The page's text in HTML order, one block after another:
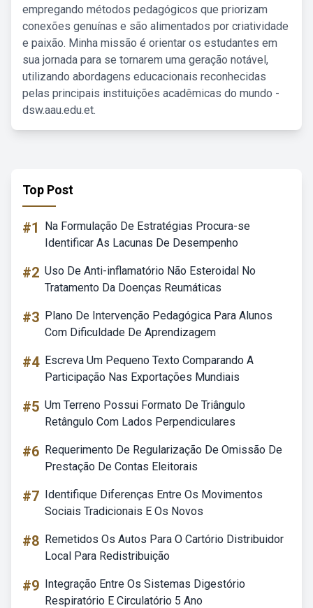
empregando métodos pedagógicos que priorizam
conexões genuínas e são alimentados por criatividade
e paixão. Minha missão é orientar os estudantes em
sua jornada para se tornarem uma geração notável,
utilizando abordagens educacionais reconhecidas
pelas principais instituições acadêmicas do mundo -
dsw.aau.edu.et.
Top Post
#1
Na Formulação De Estratégias Procura-se
Identificar As Lacunas De Desempenho
#2 Uso De Anti-inflamatório Não Esteroidal No
Tratamento Da Doenças Reumáticas
#3 Plano De Intervenção Pedagógica Para Alunos
Com Dificuldade De Aprendizagem
#4 Escreva Um Pequeno Texto Comparando A
Participação Nas Exportações Mundiais
#5 Um Terreno Possui Formato De Triângulo
Retângulo Com Lados Perpendiculares
#6 Requerimento De Regularização De Omissão De
Prestação De Contas Eleitorais
#7 Identifique Diferenças Entre Os Movimentos
Sociais Tradicionais E Os Novos
#8 Remetidos Os Autos Para O Cartório Distribuidor
Local Para Redistribuição
#9 Integração Entre Os Sistemas Digestório
Respiratório E Circulatório 5 Ano